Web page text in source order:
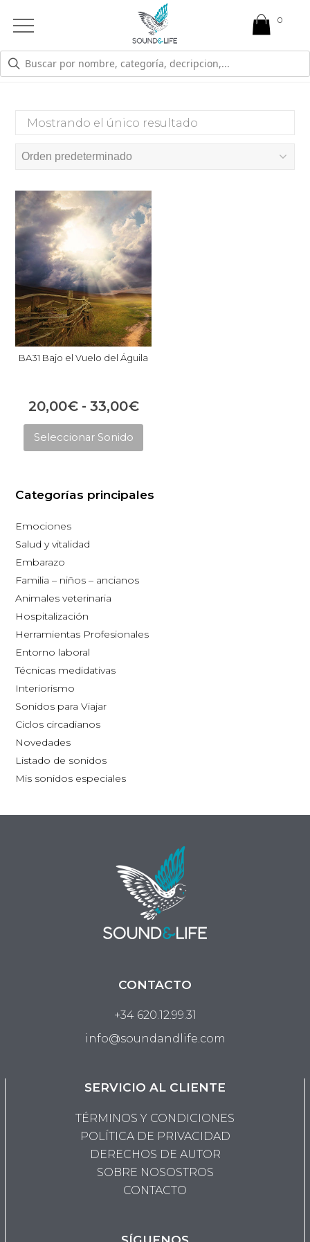
Open
Menu
LUCIDEZ
Mostrando el único resultado
BA31 Bajo el Vuelo del Águila
20,00€ - 33,00€Rango
de
precios:
20,00€
Seleccionar Sonido
Este
variantes.
página
Categorías principales
Emociones
Salud y vitalidad
Embarazo
Familia – niños – ancianos
Animales veterinaria
Hospitalización
Herramientas Profesionales
Entorno laboral
Técnicas medidativas
Interiorismo
Sonidos para Viajar
Ciclos circadianos
Novedades
Listado de sonidos
Mis sonidos especiales
CONTACTO
+34 620.12.99.31
info@soundandlife.com
SERVICIO AL CLIENTE
TÉRMINOS Y CONDICIONES
POLÍTICA DE PRIVACIDAD
DERECHOS DE AUTOR
SOBRE NOSOSTROS
CONTACTO
0